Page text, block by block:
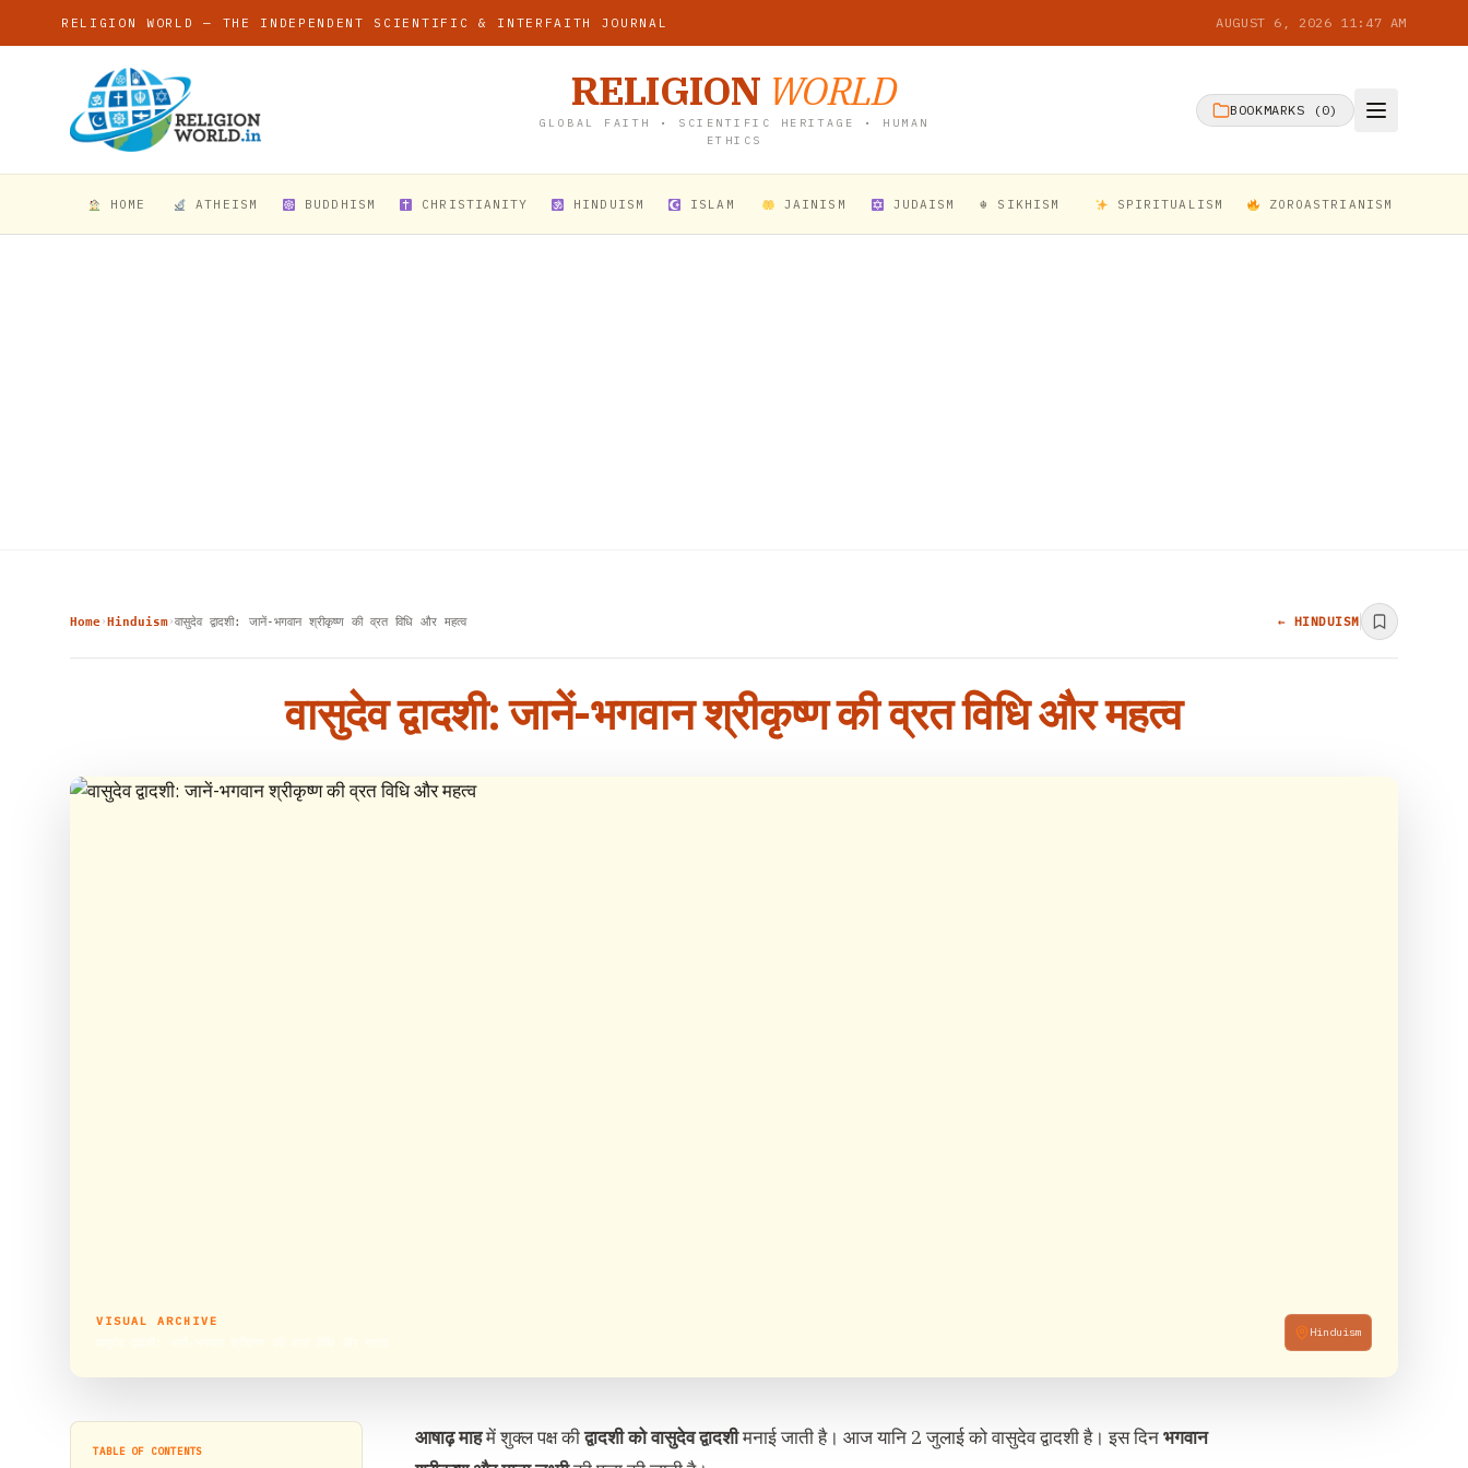
RELIGION WORLD — THE INDEPENDENT SCIENTIFIC & INTERFAITH JOURNAL AUGUST 6, 2026 11:47 AM
RELIGION WORLD
GLOBAL FAITH • SCIENTIFIC HERITAGE • HUMAN
ETHICS
BOOKMARKS ( 0)
HOME ATHEISM BUDDHISM CHRISTIANITY HINDUISM ISLAM JAINISM JUDAISM ☬ SIKHISM SPIRITUALISM ZOROASTRIANISM
Home›Hinduism›वासुदेव द्वादशी: जानें-भगवान श्रीकृष्ण की व्रत विधि और महत्व ← HINDUISM
वासुदेव द्वादशी: जानें-भगवान श्रीकृष्ण की व्रत विधि और महत्व
VISUAL ARCHIVE
Hinduism
TABLE OF CONTENTS
आषाढ़ माहमें शुक्ल पक्ष कीद्वादशी को वासुदेव द्वादशीमनाई जाती है। आज यानि 2 जुलाई को वासुदेव द्वादशी है। इस दिनभगवान